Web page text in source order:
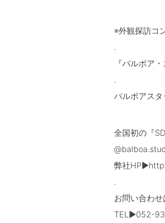
※外観探訪コ
.
『バルボア
.
バルボアス
全国初の『
弊社
.
お問い合わ
TEL▶052-